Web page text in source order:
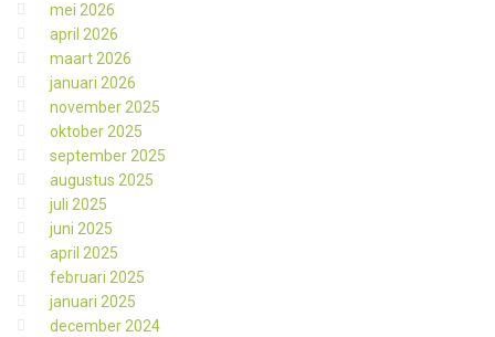
mei 2026
april 2026
maart 2026
januari 2026
november 2025
oktober 2025
september 2025
augustus 2025
juli 2025
juni 2025
april 2025
februari 2025
januari 2025
december 2024